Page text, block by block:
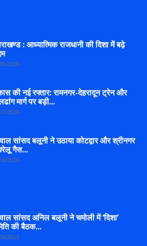
: आध्यात्मिक राजधानी की दिशा में बढ़े
2026
की नई रफ्तार: रामनगर-देहरादून ट्रेन और
मार्ग पर बड़ी...
2026
सांसद बलूनी ने उठाया कोटद्वार और श्रीनगर
गैस...
2026
सांसद अनिल बलूनी ने चमोली में ‘दिशा’
की बैठक...
2025